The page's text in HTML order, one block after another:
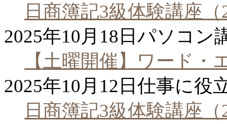
日商簿記3級体験講座
2025年10月18日 パソコン
【土曜開催】ワード・
2025年10月12日 仕事に役
日商簿記3級体験講座